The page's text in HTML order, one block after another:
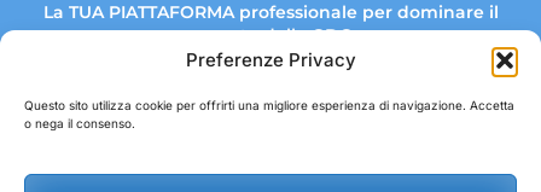
Preferenze Privacy
Questo sito utilizza cookie per offrirti una migliore esperienza di navigazione. Accetta
o nega il consenso.
La TUA PIATTAFORMA professionale per dominare il
mercato della GDO.
Link rapidi: